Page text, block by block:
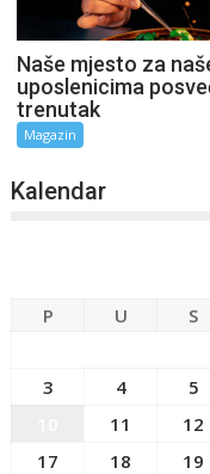
Naše mjesto za
uposlenicima
trenutak
Magazin
Kalendar
P U S
3
4 5
11 12
17
18 19